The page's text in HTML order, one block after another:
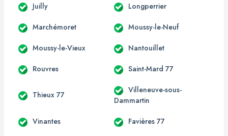
Juilly Longperrier
Marchémoret Moussy-le-Neuf
Moussy-le-Vieux Nantouillet
Rouvres Saint-Mard 77
Thieux 77
Villeneuve-sous-
Dammartin
Vinantes Favières 77